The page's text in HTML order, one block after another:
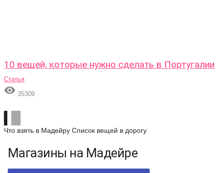
10 вещей, которые нужно сделать в Португалии
Статья
 35309
Что взять в Мадейру Список вещей в дорогу
Магазины на Мадейре